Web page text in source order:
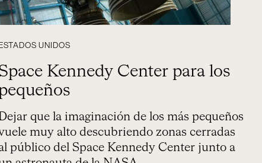
UNIDOS
Kennedy Center para los
que la imaginación de los más pequeños
muy alto descubriendo zonas cerradas
público del Space Kennedy Center junto a